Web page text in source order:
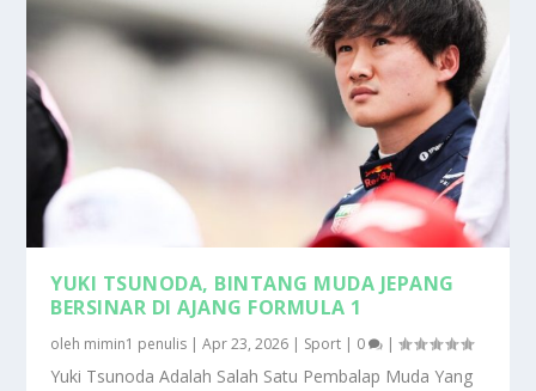
YUKI TSUNODA, BINTANG MUDA JEPANG
BERSINAR DI AJANG FORMULA 1
oleh mimin1 penulis |Apr 23, 2026 | Sport | 0 |
Yuki Tsunoda Adalah Salah Satu Pembalap Muda Yang